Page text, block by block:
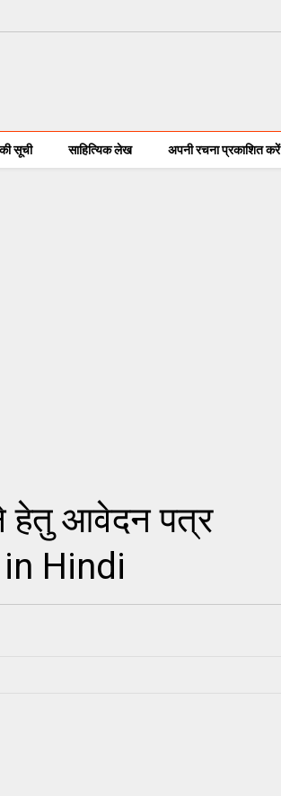
सूची साहित्यिक लेख अपनी रचना प्रकाशित करें
हेतु आवेदन पत्र
Hindi